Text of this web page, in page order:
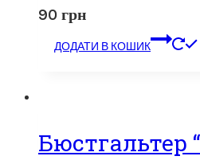
90 грн
ДОДАТИ В КОШИК
Бюстгальтер